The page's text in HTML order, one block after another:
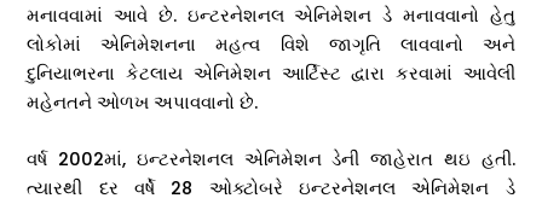
મનાવવામાં આવે છે. ઇન્ટરનેશનલ એનિમેશન ડે મનાવવાનો હેતુ
લોકોમાં એનિમેશનના મહત્વ વિશે જાગૃતિ લાવવાનો અને
દુનિયાભરના કેટલાય એનિમેશન આર્ટિસ્ટ દ્વારા કરવામાં આવેલી
મહેનતને ઓળખ અપાવવાનો છે.
વર્ષ 2002માં, ઇન્ટરનેશનલ એનિમેશન ડેની જાહેરાત થઇ હતી.
ત્યારથી દર વર્ષે 28 ઓક્ટોબરે ઇન્ટરનેશનલ એનિમેશન ડે